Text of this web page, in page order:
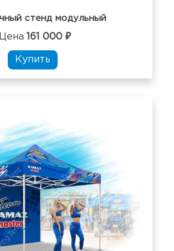
стенд модульный
Цена 161 000 ₽
Купить